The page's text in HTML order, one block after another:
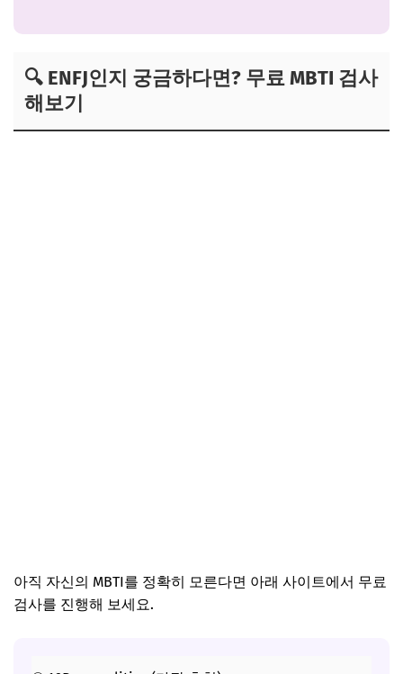
🔍 ENFJ인지 궁금하다면? 무료 MBTI 검사
해보기
아직 자신의 MBTI를 정확히 모른다면 아래 사이트에서 무료
검사를 진행해 보세요.